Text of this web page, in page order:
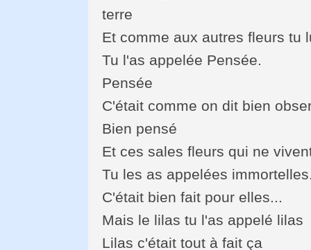
terre
Et comme aux autres fleurs tu
Tu l'as appelée Pensée.
Pensée
C'était comme on dit bien
Bien pensé
Et ces sales fleurs qui ne
Tu les as appelées
C'était bien fait pour elles...
Mais le lilas tu l'as appelé lilas
Lilas c'était tout à fait ça